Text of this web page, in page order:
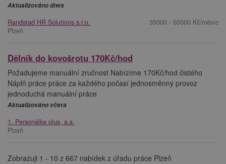
Aktualizováno dnes
Randstad HR Solutions s.r.o.
Plzeň
35000 - 50000 Kč/měsíc
Dělník do kovošrotu 170Kč/hod
Požadujeme manuální zručnost Nabízíme 170Kč/hod čistého
Náplň práce práce za každého počasí jednosměnný provoz
jednoduchá manuální práce
Aktualizováno včera
1. Personálka plus, a.s.
Plzeň
Zobrazuji 1 - 10 z 667 nabídek z úřadu práce Plzeň